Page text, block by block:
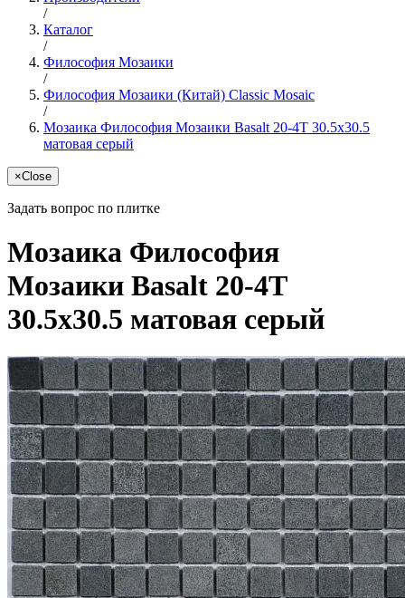
/
Каталог
/
Философия Мозаики
/
Философия Мозаики (Китай) Classic Mosaic
/
Мозаика Философия Мозаики Basalt 20-4T 30.5x30.5
матовая серый
×Close
Задать вопрос по плитке
Мозаика Философия
Мозаики Basalt 20-4T
30.5x30.5 матовая серый